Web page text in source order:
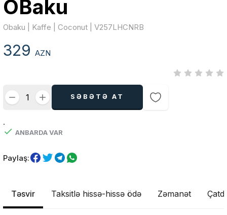
OBaku
Obaku | Kaffe | Coconut | V257LHCNRB
329AZN
SƏBƏTƏ AT
.
ANBARDA VAR
Paylaş:
Təsvir Taksitlə hissə-hissə ödə Zəmanət